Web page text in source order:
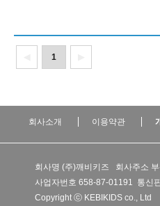
1
회사소개 이용약관
회사명 (주)깨비키즈 회사주소
사업자번호 658-87-01191 통신
Copyright ⓒ KEBIKIDS co., Ltd